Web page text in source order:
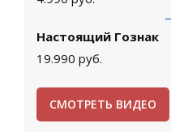
Настоящий Гознак
19.990 руб.
СМОТРЕТЬ ВИДЕО